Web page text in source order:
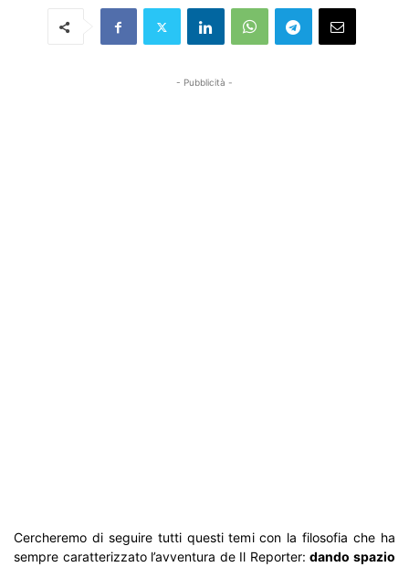
- Pubblicità -
Cercheremo di seguire tutti questi temi con la filosofia che ha
sempre caratterizzato l’avventura de Il Reporter:dando spazio